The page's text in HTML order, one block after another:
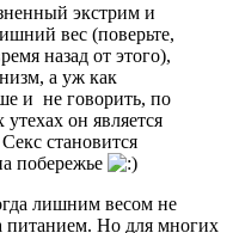
экстрим и
вес (поверьте,
назад от этого),
а уж как
и не говорить, по
он является
становится
побережье
лишним весом не
питанием. Но для многих